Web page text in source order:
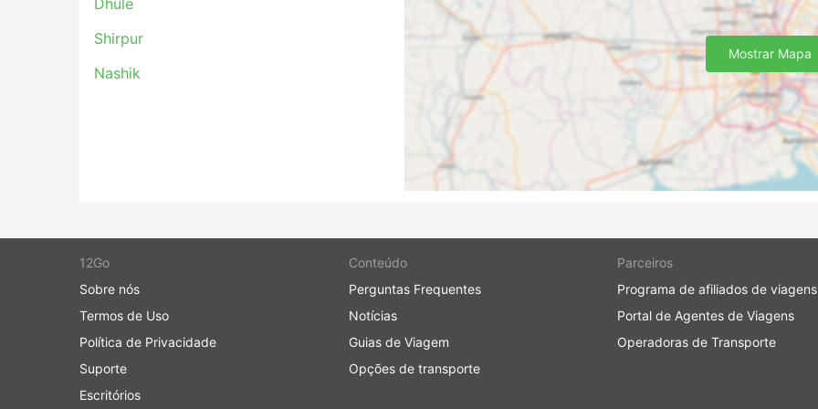
Dhule
Shirpur
Nashik
Mostrar Mapa
12Go
Sobre nós
Termos de Uso
Política de Privacidade
Suporte
Escritórios
Conteúdo
Perguntas Frequentes
Notícias
Guias de Viagem
Opções de transporte
Parceiros
Programa de afiliados de viagens
Portal de Agentes de Viagens
Operadoras de Transporte